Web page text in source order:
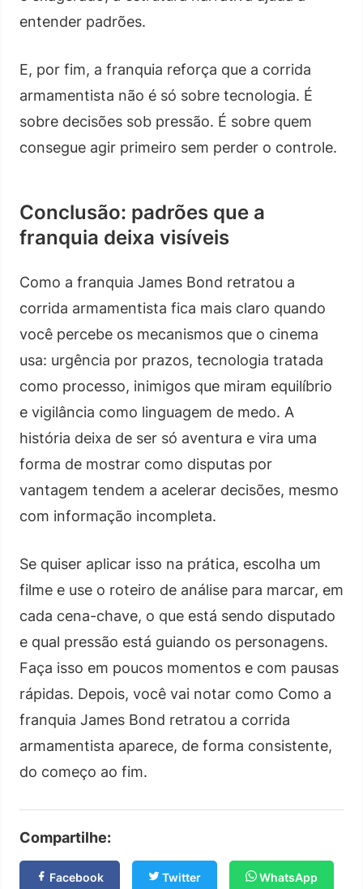
entender padrões.
E, por fim, a franquia reforça que a corrida
armamentista não é só sobre tecnologia. É
sobre decisões sob pressão. É sobre quem
consegue agir primeiro sem perder o controle.
Conclusão: padrões que a
franquia deixa visíveis
Como a franquia James Bond retratou a
corrida armamentista fica mais claro quando
você percebe os mecanismos que o cinema
usa: urgência por prazos, tecnologia tratada
como processo, inimigos que miram equilíbrio
e vigilância como linguagem de medo. A
história deixa de ser só aventura e vira uma
forma de mostrar como disputas por
vantagem tendem a acelerar decisões, mesmo
com informação incompleta.
Se quiser aplicar isso na prática, escolha um
filme e use o roteiro de análise para marcar, em
cada cena-chave, o que está sendo disputado
e qual pressão está guiando os personagens.
Faça isso em poucos momentos e com pausas
rápidas. Depois, você vai notar como Como a
franquia James Bond retratou a corrida
armamentista aparece, de forma consistente,
do começo ao fim.
Compartilhe:
Facebook Twitter WhatsApp